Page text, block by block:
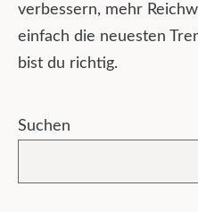
verbessern, mehr
einfach die neuesten
bist du richtig.
Suchen